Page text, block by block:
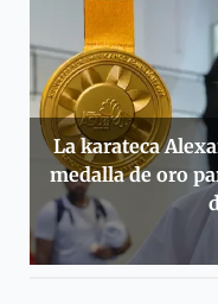
La karateca
medalla de oro